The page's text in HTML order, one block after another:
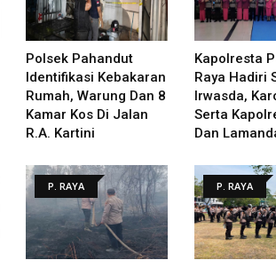
Polsek Pahandut
Identifikasi Kebakaran
Rumah, Warung Dan 8
Kamar Kos Di Jalan
R.A. Kartini
Kapolresta
Raya Hadiri
Irwasda,
Serta
Dan
P. RAYA P. RAYA